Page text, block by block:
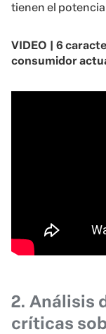
tienen el
VIDEO | 6
consumidor
2. Análisis
críticas